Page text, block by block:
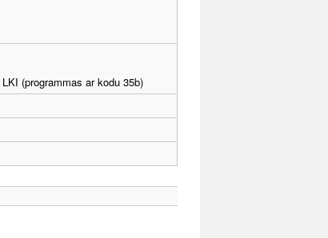
(programmas ar kodu 35b)